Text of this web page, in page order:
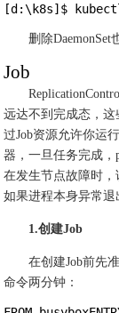
[d:\k8s]$
删除DaemonSet
Job
远达不到完成态，这
过Job资源允许你运
器，一旦任务完成，
在发生节点故障时，
如果进程本身异常退
1.创建Job
在创建Job前先
命令两分钟：